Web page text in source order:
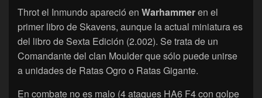
Throt el Inmundo apareció en Warhammeren el
primer libro de Skavens, aunque la actual miniatura es
del libro de Sexta Edición (2.002). Se trata de un
Comandante del clan Moulder que sólo puede unirse
a unidades de Ratas Ogro o Ratas Gigante.
En combate no es malo (4 ataques HA6 F4 con golpe